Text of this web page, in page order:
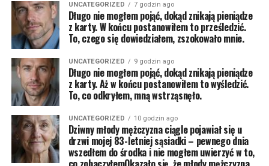
UNCATEGORIZED 7 godzin ago
Długo nie mogłem pojąć, dokąd znikają pieniądze
z karty. W końcu postanowiłem to prześledzić.
To, czego się dowiedziałem, zszokowało mnie.
UNCATEGORIZED 9 godzin ago
Długo nie mogłem pojąć, dokąd znikają pieniądze
z karty. Aż w końcu postanowiłem to wyśledzić.
To, co odkryłem, mną wstrząsnęło.
UNCATEGORIZED 10 godzin ago
Dziwny młody mężczyzna ciągle pojawiał się u
drzwi mojej 83-letniej sąsiadki – pewnego dnia
wszedłem do środka i nie mogłem uwierzyć w to,